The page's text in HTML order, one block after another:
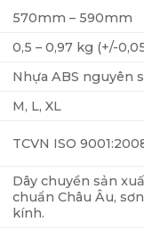
570mm – 590mm
0,5 – 0,97 kg (+/-
Nhựa ABS nguyên
M, L, XL
TCVN ISO
Dây chuyền sản
chuẩn Châu Âu,
kính.